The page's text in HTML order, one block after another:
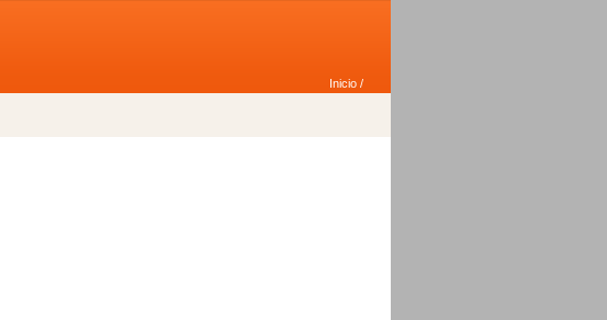
Inicio /